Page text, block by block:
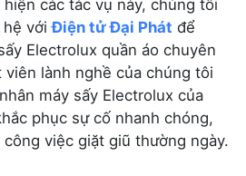
các tác vụ này, chúng tôi
hệ vớiĐiện tử Đại Phát để
Electrolux quần áo chuyên
viên lành nghề của chúng tôi
máy sấy Electrolux của
phục sự cố nhanh chóng,
việc giặt giũ thường ngày.